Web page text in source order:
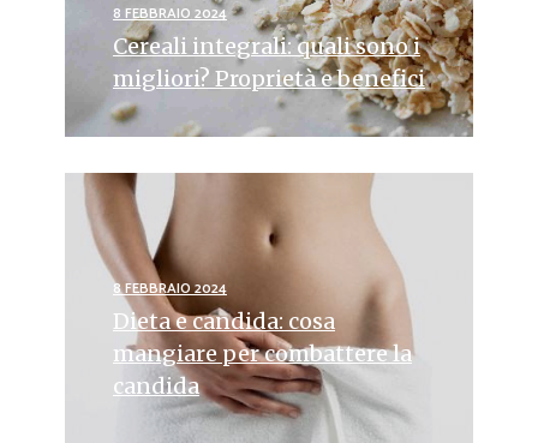
8 FEBBRAIO 2024
Cereali integrali: quali sono i
migliori? Proprietà e benefici
8 FEBBRAIO 2024
Dieta e candida: cosa
mangiare per combattere la
candida